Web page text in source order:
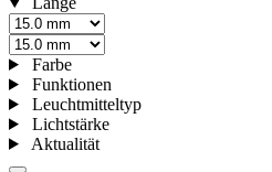
Farbe
Funktionen
Leuchtmitteltyp
Lichtstärke
Aktualität